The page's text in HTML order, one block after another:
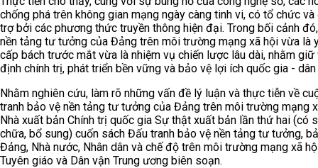
chống phá trên không gian mạng ngày càng tinh vi, có tổ chức
trợ bởi các phương thức truyền thông hiện đại. Trong bối cảnh
nền tảng tư tưởng của Đảng trên môi trường mạng xã hội vừa là
cấp bách trước mắt vừa là nhiệm vụ chiến lược lâu dài, nhằm giữ
định chính trị, phát triển bền vững và bảo vệ lợi ích quốc gia -
Nhằm nghiên cứu, làm rõ những vấn đề lý luận và thực tiễn về
tranh bảo vệ nền tảng tư tưởng của Đảng trên môi trường mạng
Nhà xuất bản Chính trị quốc gia Sự thật xuất bản lần thứ hai (có
chữa, bổ sung) cuốn sách Đấu tranh bảo vệ nền tảng tư tưởng,
Đảng, Nhà nước, Nhân dân và chế độ trên môi trường mạng xã
Tuyên giáo và Dân vận Trung ương biên soạn.